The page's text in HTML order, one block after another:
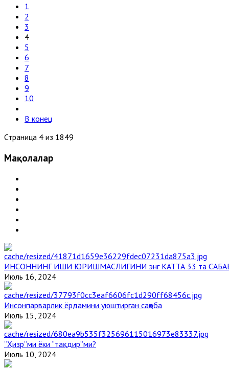
1
2
3
4
5
6
7
8
9
10
В конец
Страница 4 из 1849
Мақолалар
ИНСОННИНГ ИШИ ЮРИШМАСЛИГИНИ энг КАТТА 33 та
Июль 16, 2024
Инсонпарварлик ёрдамини уюштирган саҳоба
Июль 15, 2024
“Ҳизр”ми ёки “тақдир”ми?
Июль 10, 2024